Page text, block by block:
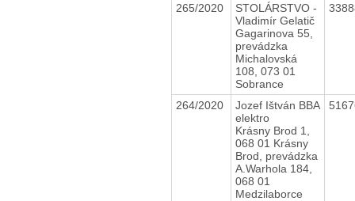
265/2020
STOLÁRSTVO -
Vladimír Gelatič
Gagarinova 55,
prevádzka
Michalovská
108, 073 01
Sobrance
264/2020
Jozef Ištván BBA
elektro
Krásny Brod 1,
068 01 Krásny
Brod, prevádzka
A.Warhola 184,
068 01
Medzilaborce